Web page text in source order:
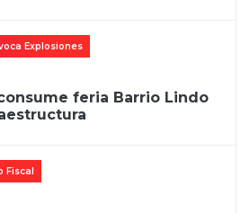
Explosiones
feria Barrio Lindo
Fiscal